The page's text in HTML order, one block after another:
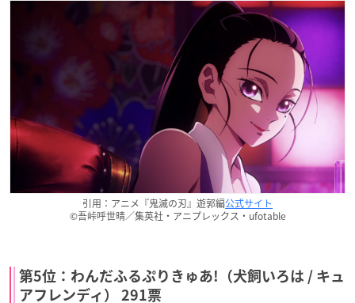
引用：アニメ『鬼滅の刃』遊郭編公式サイト
©吾峠呼世晴／集英社・アニプレックス・ufotable
第5位：わんだふるぷりきゅあ!（犬飼いろは / キュ
アフレンディ） 291票